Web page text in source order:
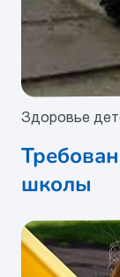
Здоровье
школы